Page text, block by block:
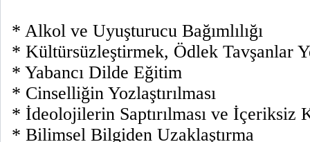
* Alkol ve Uyuşturucu Bağımlılığı
* Kültürsüzleştirmek, Ödlek Tavşanlar
* Yabancı Dilde Eğitim
* Cinselliğin Yozlaştırılması
* İdeolojilerin Saptırılması ve İçeriksiz
* Bilimsel Bilgiden Uzaklaştırma